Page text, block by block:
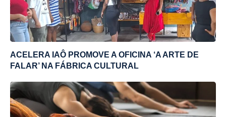
ACELERA IAÔ PROMOVE A OFICINA ‘A ARTE DE
FALAR’ NA FÁBRICA CULTURAL